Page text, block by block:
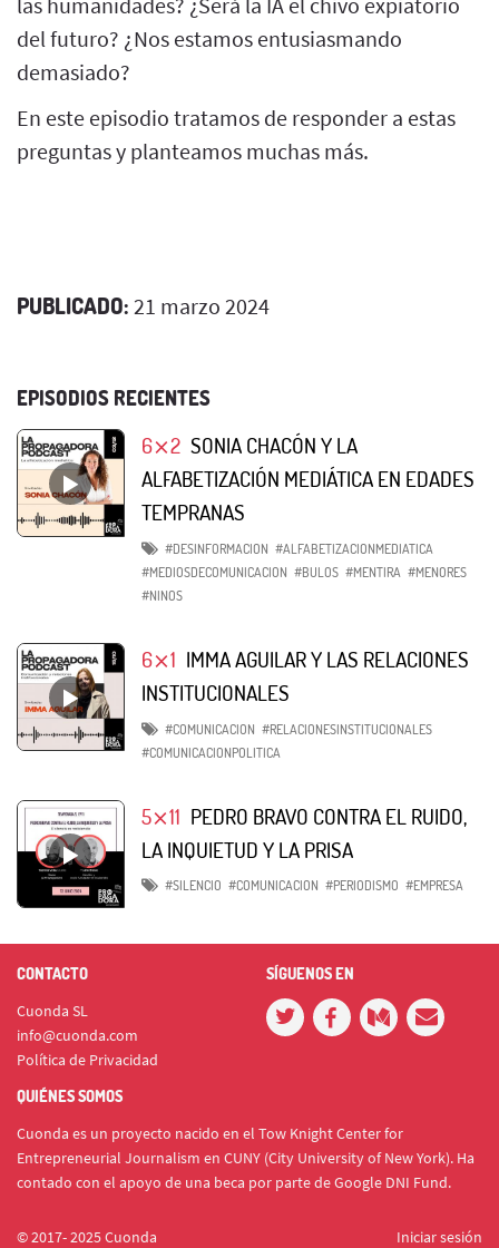
del futuro? ¿Nos estamos entusiasmando
demasiado?
En este episodio tratamos de responder a estas
preguntas y planteamos muchas más.
PUBLICADO: 21 marzo 2024
EPISODIOS RECIENTES
6⨯2 SONIA CHACÓN Y LA
ALFABETIZACIÓN MEDIÁTICA EN EDADES
TEMPRANAS
#DESINFORMACION #ALFABETIZACIONMEDIATICA
#MEDIOSDECOMUNICACION #BULOS #MENTIRA #MENORES
#NINOS
6⨯1 IMMA AGUILAR Y LAS RELACIONES
INSTITUCIONALES
#COMUNICACION #RELACIONESINSTITUCIONALES
#COMUNICACIONPOLITICA
5⨯11 PEDRO BRAVO CONTRA EL RUIDO,
LA INQUIETUD Y LA PRISA
#SILENCIO #COMUNICACION #PERIODISMO #EMPRESA
CONTACTO
Cuonda SL
info@cuonda.com
Política de Privacidad
SÍGUENOS EN
QUIÉNES SOMOS
Cuonda es un proyecto nacido en el Tow Knight Center for
Entrepreneurial Journalism en CUNY (City University of New York). Ha
contado con el apoyo de una beca por parte de Google DNI Fund.
© 2017- 2025 Cuonda Iniciar sesión